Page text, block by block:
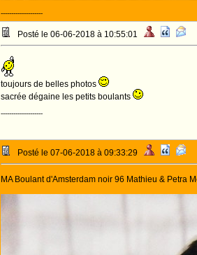
--------------------
Posté le 06-06-2018 à 10:55:01
toujours de belles photos
sacrée dégaine les petits boulants
--------------------
Posté le 07-06-2018 à 09:33:29
MA Boulant d'Amsterdam noir 96 Mathieu & Petra